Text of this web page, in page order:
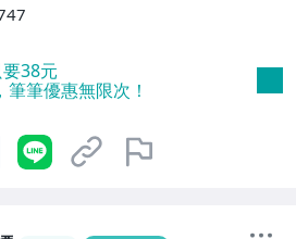
38元
筆優惠無限次！